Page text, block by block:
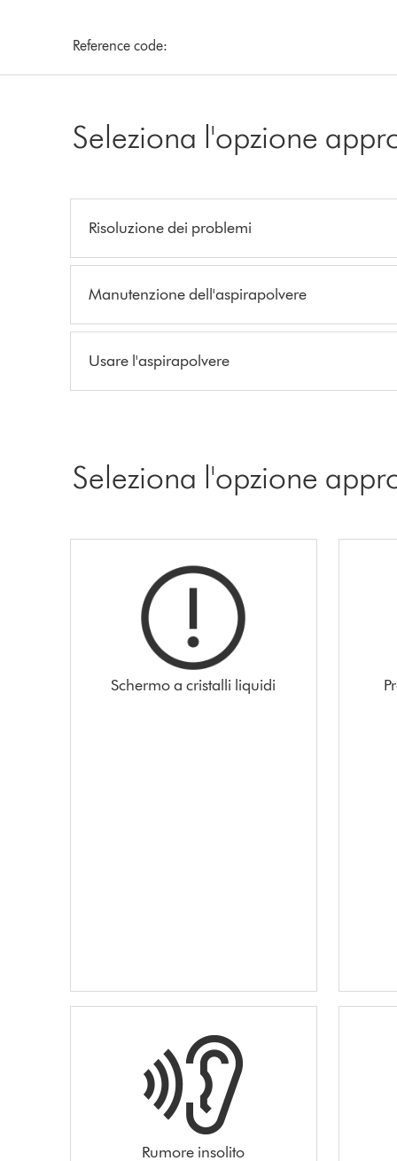
Reference code:
Seleziona l'opzione
Risoluzione dei problemi
Manutenzione dell'aspirapolvere
Usare l'aspirapolvere
Seleziona l'opzione
Schermo a cristalli liquidi
Rumore insolito